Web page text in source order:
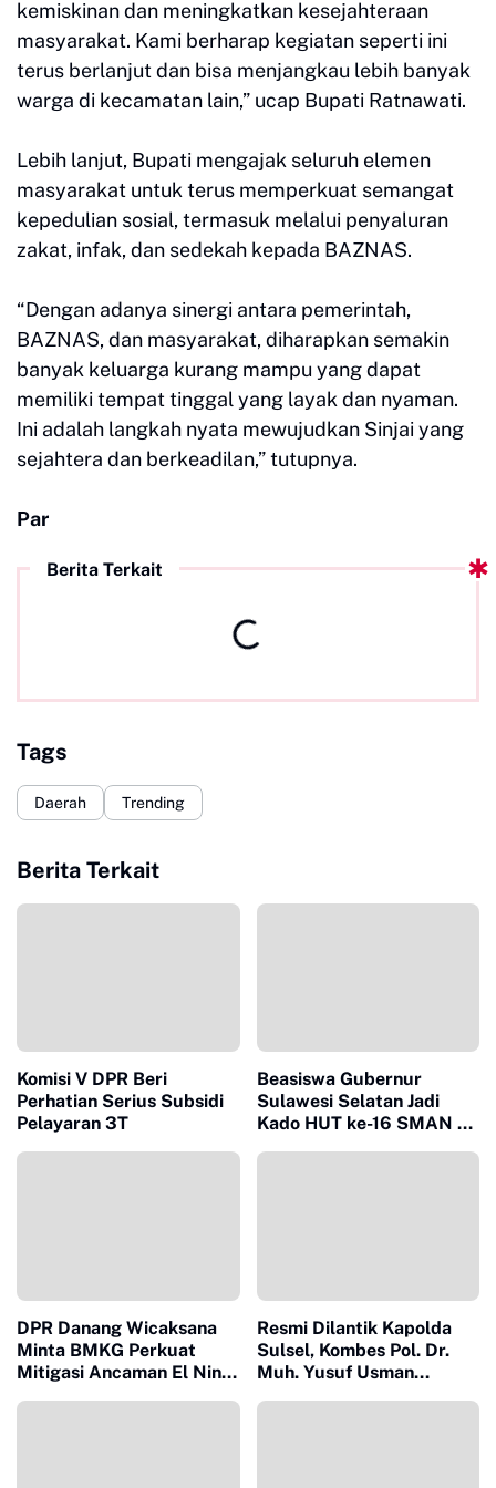
kemiskinan dan meningkatkan kesejahteraan
masyarakat. Kami berharap kegiatan seperti ini
terus berlanjut dan bisa menjangkau lebih banyak
warga di kecamatan lain,” ucap Bupati Ratnawati.
Lebih lanjut, Bupati mengajak seluruh elemen
masyarakat untuk terus memperkuat semangat
kepedulian sosial, termasuk melalui penyaluran
zakat, infak, dan sedekah kepada BAZNAS.
“Dengan adanya sinergi antara pemerintah,
BAZNAS, dan masyarakat, diharapkan semakin
banyak keluarga kurang mampu yang dapat
memiliki tempat tinggal yang layak dan nyaman.
Ini adalah langkah nyata mewujudkan Sinjai yang
sejahtera dan berkeadilan,” tutupnya.
Par
Berita Terkait
Tags
Daerah Trending
Berita Terkait
Komisi V DPR Beri
Perhatian Serius Subsidi
Pelayaran 3T
Beasiswa Gubernur
Sulawesi Selatan Jadi
Kado HUT ke-16 SMAN 10
DPR Danang Wicaksana
Minta BMKG Perkuat
Mitigasi Ancaman El Nino
Resmi Dilantik Kapolda
Sulsel, Kombes Pol. Dr.
Muh. Yusuf Usman